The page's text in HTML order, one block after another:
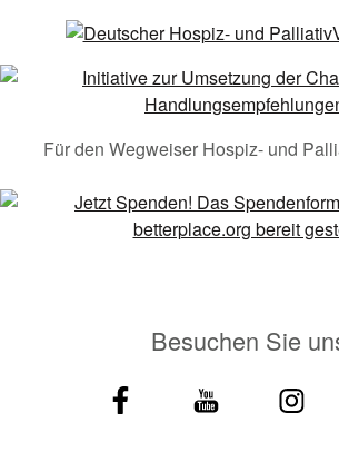
Für den Wegweiser Hospiz- und
Besuchen Sie